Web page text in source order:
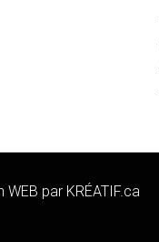
WEB par KRÉATIF.ca